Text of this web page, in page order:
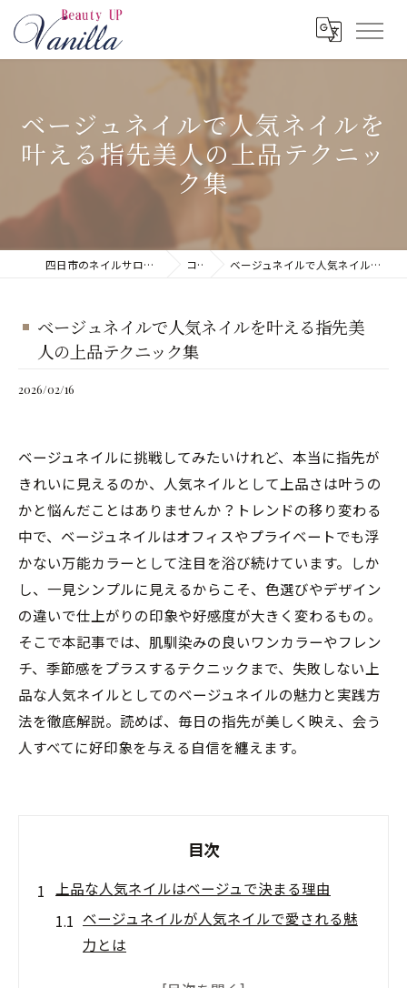
ベージュネイルで人気ネイルを
叶える指先美人の上品テクニッ
ク集
四日市のネイルサロンならネイルサロン Vanilla コラム ベージュネイルで人気ネイルを叶える指先美人の上品テクニック集
ベージュネイルで人気ネイルを叶える指先美
人の上品テクニック集
2026/02/16
ベージュネイルに挑戦してみたいけれど、本当に指先が
きれいに見えるのか、人気ネイルとして上品さは叶うの
かと悩んだことはありませんか？トレンドの移り変わる
中で、ベージュネイルはオフィスやプライベートでも浮
かない万能カラーとして注目を浴び続けています。しか
し、一見シンプルに見えるからこそ、色選びやデザイン
の違いで仕上がりの印象や好感度が大きく変わるもの。
そこで本記事では、肌馴染みの良いワンカラーやフレン
チ、季節感をプラスするテクニックまで、失敗しない上
品な人気ネイルとしてのベージュネイルの魅力と実践方
法を徹底解説。読めば、毎日の指先が美しく映え、会う
人すべてに好印象を与える自信を纏えます。
目次
上品な人気ネイルはベージュで決まる理由
ベージュネイルが人気ネイルで愛される魅
力とは